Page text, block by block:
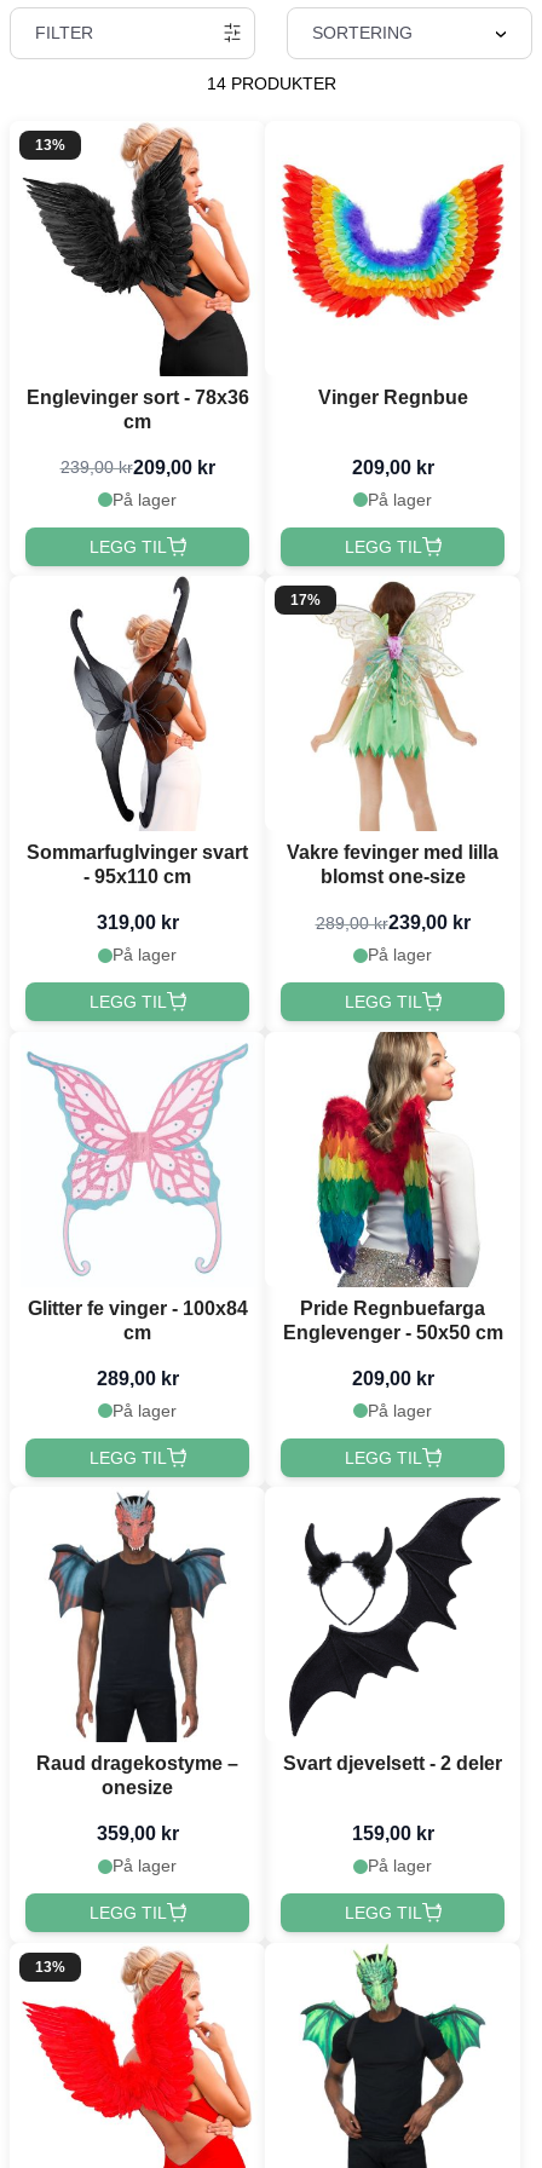
FILTER SORTERING
14 PRODUKTER
13%
Englevinger sort - 78x36
cm
239,00 kr209,00 kr
På lager
LEGG TIL
Vinger Regnbue
209,00 kr
På lager
LEGG TIL
Sommarfuglvinger svart
- 95x110 cm
319,00 kr
På lager
LEGG TIL
17%
Vakre fevinger med lilla
blomst one-size
289,00 kr239,00 kr
På lager
LEGG TIL
Glitter fe vinger - 100x84
cm
289,00 kr
På lager
LEGG TIL
Pride Regnbuefarga
Englevenger - 50x50 cm
209,00 kr
På lager
LEGG TIL
Raud dragekostyme –
onesize
359,00 kr
På lager
LEGG TIL
Svart djevelsett - 2 deler
159,00 kr
På lager
LEGG TIL
13%